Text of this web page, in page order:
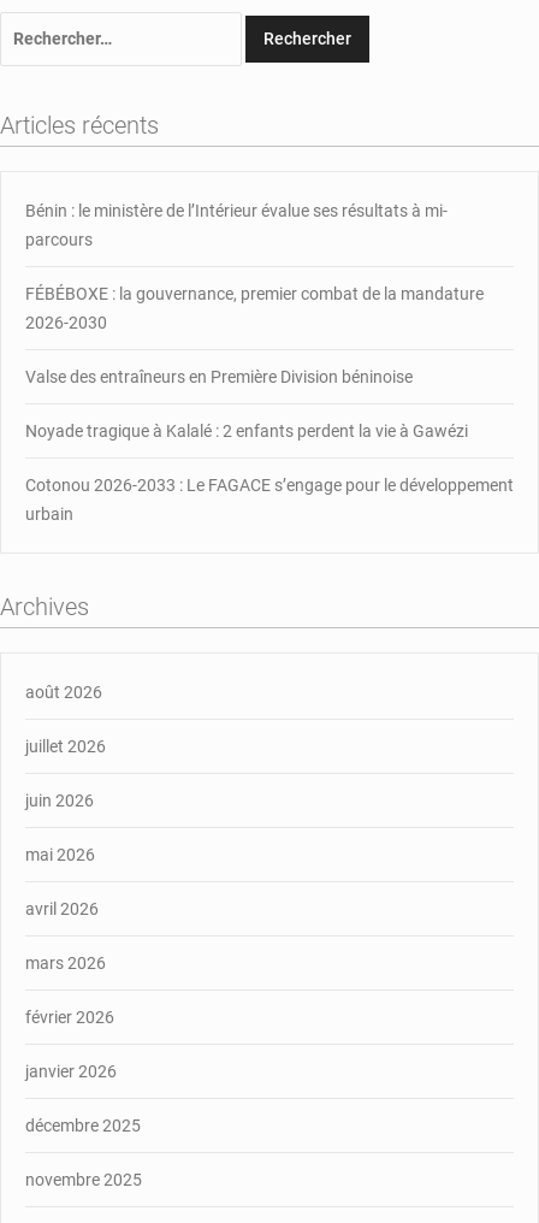
Articles récents
Bénin : le ministère de l’Intérieur évalue ses résultats à mi-
parcours
FÉBÉBOXE : la gouvernance, premier combat de la mandature
2026-2030
Valse des entraîneurs en Première Division béninoise
Noyade tragique à Kalalé : 2 enfants perdent la vie à Gawézi
Cotonou 2026-2033 : Le FAGACE s’engage pour le développement
urbain
Archives
août 2026
juillet 2026
juin 2026
mai 2026
avril 2026
mars 2026
février 2026
janvier 2026
décembre 2025
novembre 2025